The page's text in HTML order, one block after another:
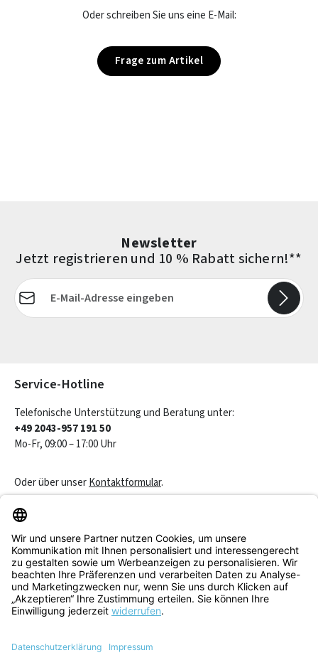
Oder schreiben Sie uns eine E-Mail:
Frage zum Artikel
Newsletter
Jetzt registrieren und 10 % Rabatt sichern!**
E-Mail-Adresse*
Service-Hotline
Telefonische Unterstützung und Beratung unter:
+49 2043-957 191 50
Mo-Fr, 09:00 – 17:00 Uhr
Oder über unserKontaktformular.
Service & Beratung
Informationen